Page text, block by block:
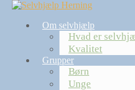
Spring
indhold
Om selvhjælp
Hvad er
Kvalitet
Grupper
Børn
Unge